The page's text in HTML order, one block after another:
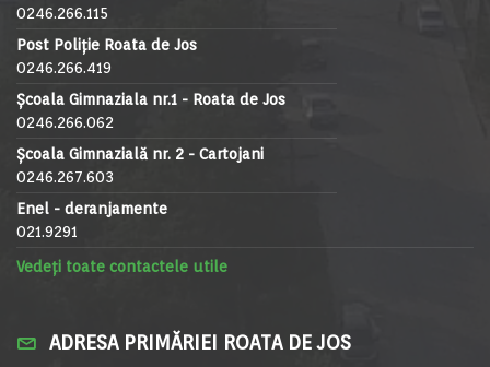
0246.266.115
Post Poliție Roata de Jos
0246.266.419
Școala Gimnaziala nr.1 - Roata de Jos
0246.266.062
Școala Gimnazială nr. 2 - Cartojani
0246.267.603
Enel - deranjamente
021.9291
Vedeți toate contactele utile
ADRESA PRIMĂRIEI ROATA DE JOS